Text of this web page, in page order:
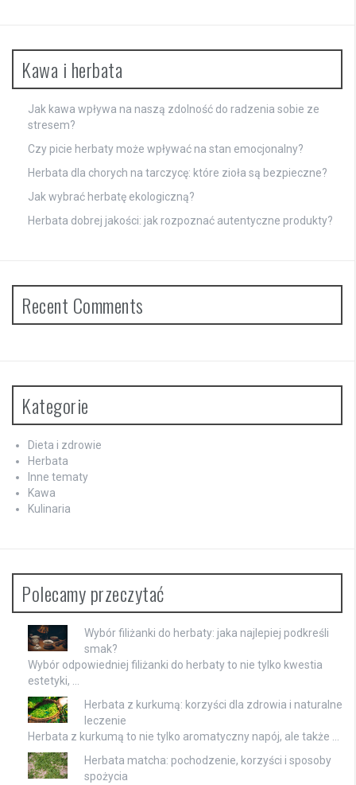
Kawa i herbata
Jak kawa wpływa na naszą zdolność do radzenia sobie ze
stresem?
Czy picie herbaty może wpływać na stan emocjonalny?
Herbata dla chorych na tarczycę: które zioła są bezpieczne?
Jak wybrać herbatę ekologiczną?
Herbata dobrej jakości: jak rozpoznać autentyczne produkty?
Recent Comments
Kategorie
Dieta i zdrowie
Herbata
Inne tematy
Kawa
Kulinaria
Polecamy przeczytać
Wybór filiżanki do herbaty: jaka najlepiej podkreśli
smak?
Wybór odpowiedniej filiżanki do herbaty to nie tylko kwestia
estetyki, …
Herbata z kurkumą: korzyści dla zdrowia i naturalne
leczenie
Herbata z kurkumą to nie tylko aromatyczny napój, ale także …
Herbata matcha: pochodzenie, korzyści i sposoby
spożycia